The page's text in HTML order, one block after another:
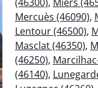
Mercuès (46090),
Lentour (46500),
Masclat (46350),
(46250),
(46140),